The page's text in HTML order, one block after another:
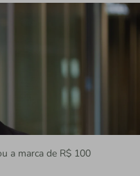
a marca de R$ 100